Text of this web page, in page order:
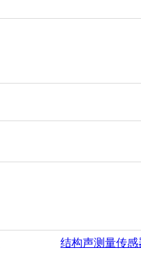
结构声测量传感